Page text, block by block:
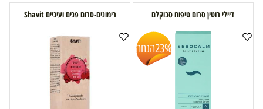
דיילי רוטין סרום טיפוח סבוקלם
23%הנחה
רימונים-סרום פנים ועיניים Shavit